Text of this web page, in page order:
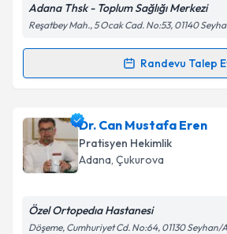
Kişisel verilerimin işlenmesine
Metni'ni okudum ve kişisel
kapsamda işlenmesini kabul
Adana Thsk - Toplum Sağlığı Merkezi
Reşatbey Mah., 5 Ocak Cad. No:53, 01140
Randevu Talep
Randevu Takvimi Talebi
Dr. Ayşen Kaya Hilaliçin randevu
oluşturun. Size bu uzmandan
takvim hazırlandığında e-posta ile
Dr. Can Mustafa Eren
Pratisyen Hekimlik
Adana, Çukurova
Özel Ortopedıa Hastanesi
Döşeme, Cumhuriyet Cd. No:64, 01130 Seyhan/